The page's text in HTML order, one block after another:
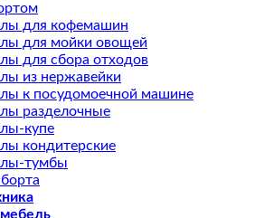
для кофемашин
для мойки овощей
для сбора отходов
из нержавейки
к посудомоечной машине
разделочные
купе
кондитерские
тумбы
борта